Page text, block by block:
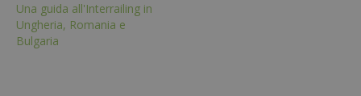
Una guida all'Interrailing in
Ungheria, Romania e
Bulgaria